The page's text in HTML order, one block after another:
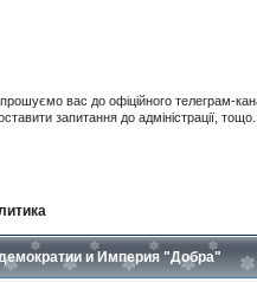
вас до офіційного телеграм-
запитання до адміністрації,
и Империя "Добра"